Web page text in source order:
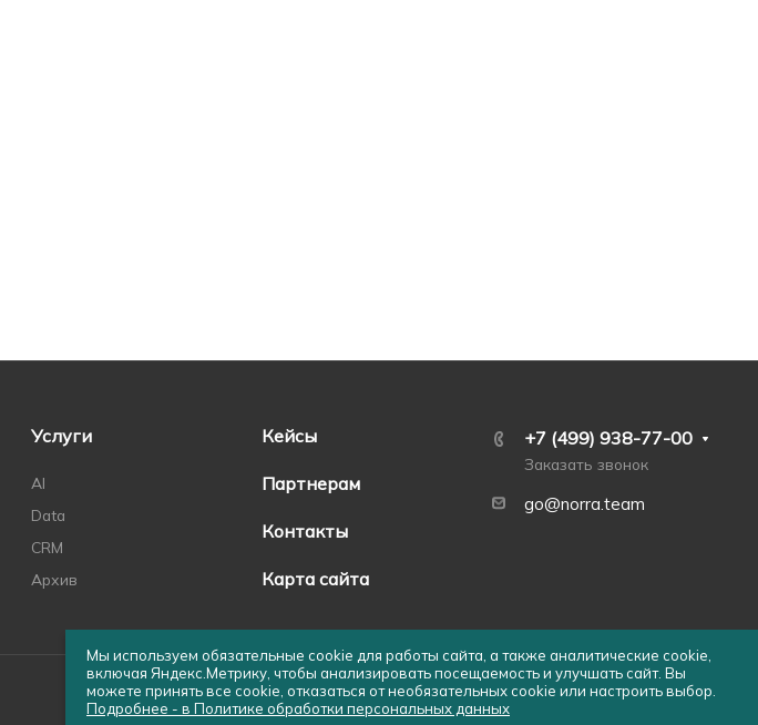
Услуги
AI
Data
CRM
Архив
Кейсы
Партнерам
Контакты
Карта сайта
+7 (499) 938-77-00
Заказать звонок
go@norra.team
Политика конфиденциальности
Мы используем обязательные cookie для работы сайта, а также аналитические cookie,
включая Яндекс.Метрику, чтобы анализировать посещаемость и улучшать сайт. Вы
можете принять все cookie, отказаться от необязательных cookie или настроить выбор.
Подробнее - в Политике обработки персональных данных